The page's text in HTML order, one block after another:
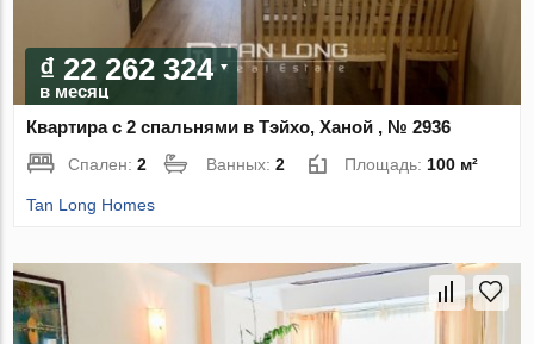
₫ 22 262 324
в месяц
Квартира с 2 спальнями в Тэйхо, Ханой , № 2936
Спален:2 Ванных:2 Площадь:100 м²
Tan Long Homes